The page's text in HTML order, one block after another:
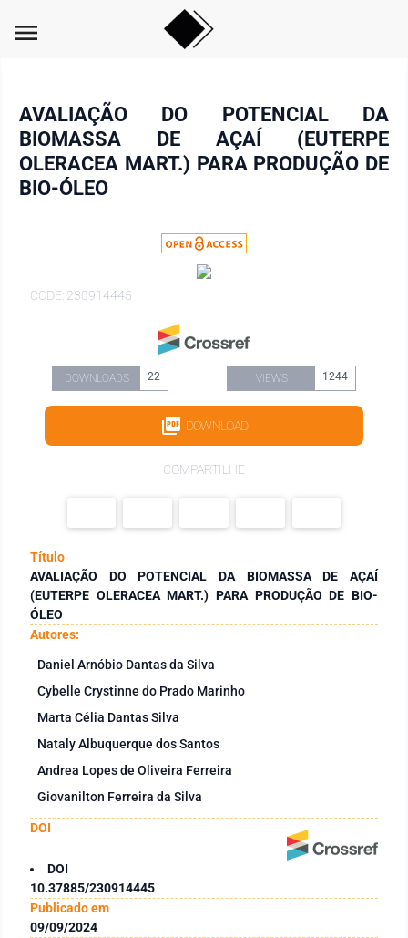
menu
AVALIAÇÃO DO POTENCIAL DA
BIOMASSA DE AÇAÍ (EUTERPE
OLERACEA MART.) PARA PRODUÇÃO DE
BIO-ÓLEO
CODE: 230914445
DOWNLOADS 22 VIEWS 1244
DOWNLOAD
COMPARTILHE
Título
AVALIAÇÃO DO POTENCIAL DA BIOMASSA DE AÇAÍ
(EUTERPE OLERACEA MART.) PARA PRODUÇÃO DE BIO-
ÓLEO
Autores:
Daniel Arnóbio Dantas da Silva
Cybelle Crystinne do Prado Marinho
Marta Célia Dantas Silva
Nataly Albuquerque dos Santos
Andrea Lopes de Oliveira Ferreira
Giovanilton Ferreira da Silva
DOI
DOI
10.37885/230914445
Publicado em
09/09/2024